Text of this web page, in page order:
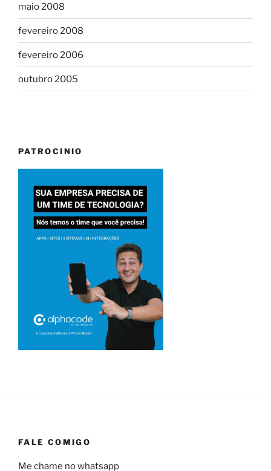
maio 2008
fevereiro 2008
fevereiro 2006
outubro 2005
PATROCINIO
FALE COMIGO
Me chame no whatsapp